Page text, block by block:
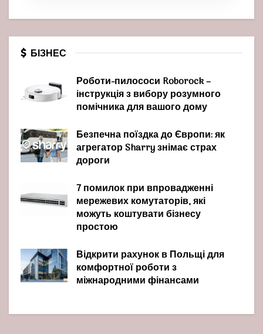
БІЗНЕС
Роботи-пилососи Roborock –
інструкція з вибору розумного
помічника для вашого дому
Безпечна поїздка до Європи: як
агрегатор Sharry знімає страх
дороги
7 помилок при впровадженні
мережевих комутаторів, які
можуть коштувати бізнесу
простою
Відкрити рахунок в Польщі для
комфортної роботи з
міжнародними фінансами